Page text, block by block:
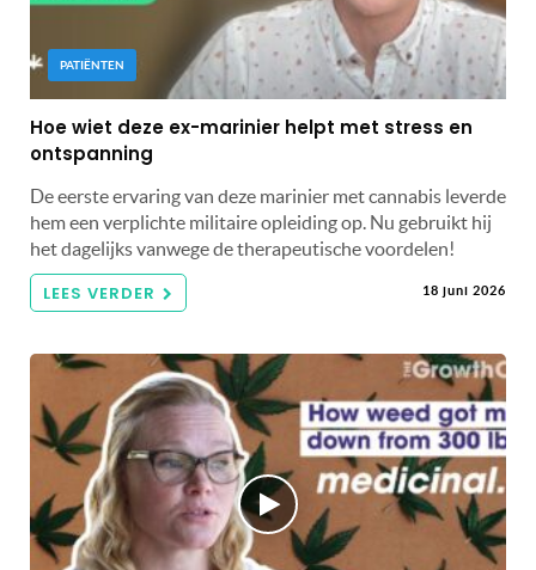
PATIËNTEN
Hoe wiet deze ex-marinier helpt met stress en
ontspanning
De eerste ervaring van deze marinier met cannabis leverde
hem een ​​verplichte militaire opleiding op. Nu gebruikt hij
het dagelijks vanwege de therapeutische voordelen!
LEES VERDER 18 juni 2026